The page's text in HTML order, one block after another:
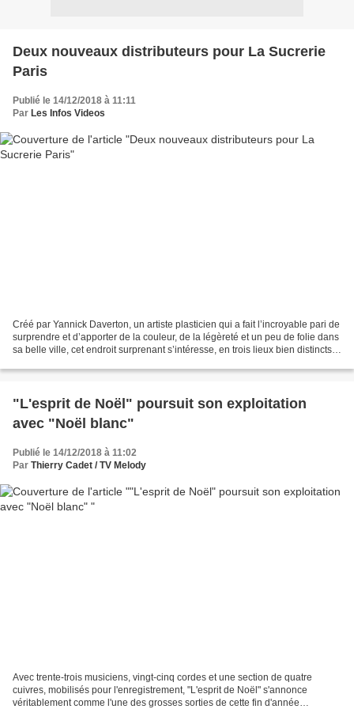
Deux nouveaux distributeurs pour La Sucrerie
Paris
Publié le 14/12/2018 à 11:11
Par Les Infos Videos
Créé par Yannick Daverton, un artiste plasticien qui a fait l’incroyable pari de
surprendre et d’apporter de la couleur, de la légèreté et un peu de folie dans
sa belle ville, cet endroit surprenant s’intéresse, en trois lieux bien distincts,
"L'esprit de Noël" poursuit son exploitation
avec "Noël blanc"
Publié le 14/12/2018 à 11:02
Par Thierry Cadet / TV Melody
Avec trente-trois musiciens, vingt-cinq cordes et une section de quatre
cuivres, mobilisés pour l'enregistrement, "L'esprit de Noël" s'annonce
véritablement comme l'une des grosses sorties de cette fin d'année